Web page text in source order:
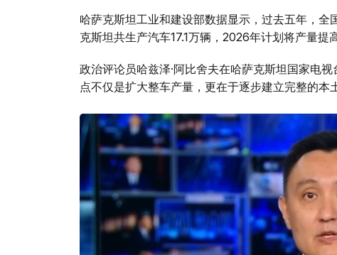
哈萨克斯坦工业和建设部数据显示，过去五年，
克斯坦共生产汽车17.1万辆，2026年计划将产量提
政治评论员哈兹泽·阿比舍夫在哈萨克斯坦国家电
点不仅是扩大整车产量，更在于逐步建立完整的本